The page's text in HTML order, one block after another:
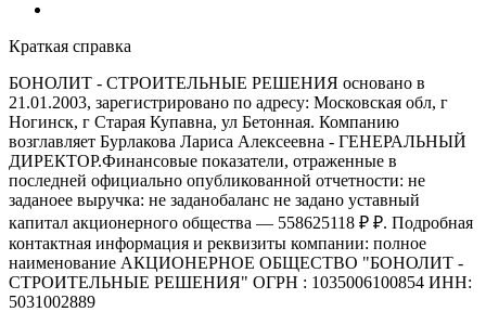
Краткая справка
БОНОЛИТ - СТРОИТЕЛЬНЫЕ РЕШЕНИЯ основано в
21.01.2003, зарегистрировано по адресу: Московская обл, г
Ногинск, г Старая Купавна, ул Бетонная. Компанию
возглавляет Бурлакова Лариса Алексеевна - ГЕНЕРАЛЬНЫЙ
ДИРЕКТОР.Финансовые показатели, отраженные в
последней официально опубликованной отчетности: не
заданоее выручка: не заданобаланс не задано уставный
капитал акционерного общества — 558625118 ₽ ₽. Подробная
контактная информация и реквизиты компании: полное
наименование АКЦИОНЕРНОЕ ОБЩЕСТВО "БОНОЛИТ -
СТРОИТЕЛЬНЫЕ РЕШЕНИЯ" ОГРН : 1035006100854 ИНН:
5031002889